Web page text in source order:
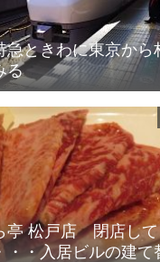
急ときわに東京から
る
亭 松戸店 閉店し
・・入居ビルの建て